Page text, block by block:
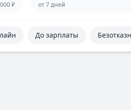
₽ от7дней
До зарплаты